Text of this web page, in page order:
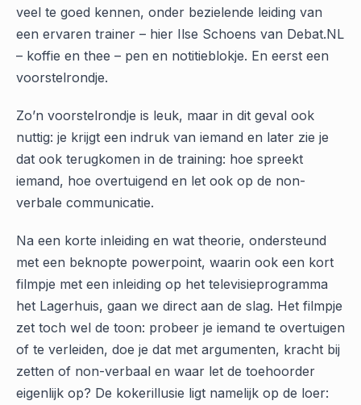
veel te goed kennen, onder bezielende leiding van
een ervaren trainer – hier Ilse Schoens van Debat.NL
– koffie en thee – pen en notitieblokje. En eerst een
voorstelrondje.
Zo’n voorstelrondje is leuk, maar in dit geval ook
nuttig: je krijgt een indruk van iemand en later zie je
dat ook terugkomen in de training: hoe spreekt
iemand, hoe overtuigend en let ook op de non-
verbale communicatie.
Na een korte inleiding en wat theorie, ondersteund
met een beknopte powerpoint, waarin ook een kort
filmpje met een inleiding op het televisieprogramma
het Lagerhuis, gaan we direct aan de slag. Het filmpje
zet toch wel de toon: probeer je iemand te overtuigen
of te verleiden, doe je dat met argumenten, kracht bij
zetten of non-verbaal en waar let de toehoorder
eigenlijk op? De kokerillusie ligt namelijk op de loer: